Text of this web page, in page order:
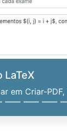
LaTeX
em Criar-